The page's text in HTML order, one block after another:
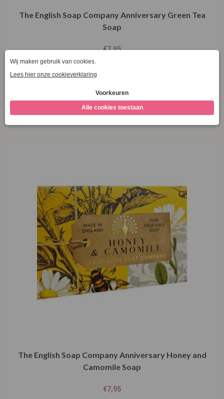
The English Soap Company Anniversary Green Tea
Soap
€7,95
Toevoegen aan winkelwagen
The English Soap Company Anniversary Honey and
Camomile Soap
€7,95